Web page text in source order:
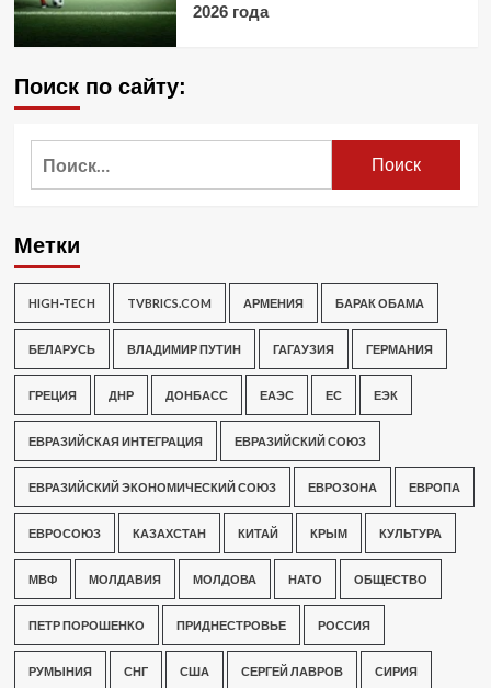
2026 года
Поиск по сайту:
Метки
HIGH-TECH TVBRICS.COM АРМЕНИЯ БАРАК ОБАМА
БЕЛАРУСЬ ВЛАДИМИР ПУТИН ГАГАУЗИЯ ГЕРМАНИЯ
ГРЕЦИЯ ДНР ДОНБАСС ЕАЭС ЕС ЕЭК
ЕВРАЗИЙСКАЯ ИНТЕГРАЦИЯ ЕВРАЗИЙСКИЙ СОЮЗ
ЕВРАЗИЙСКИЙ ЭКОНОМИЧЕСКИЙ СОЮЗ ЕВРОЗОНА ЕВРОПА
ЕВРОСОЮЗ КАЗАХСТАН КИТАЙ КРЫМ КУЛЬТУРА
МВФ МОЛДАВИЯ МОЛДОВА НАТО ОБЩЕСТВО
ПЕТР ПОРОШЕНКО ПРИДНЕСТРОВЬЕ РОССИЯ
РУМЫНИЯ СНГ США СЕРГЕЙ ЛАВРОВ СИРИЯ